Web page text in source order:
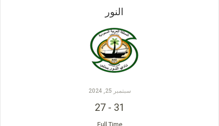
النور
سبتمبر 25, 2024
31
-
27
Full Time